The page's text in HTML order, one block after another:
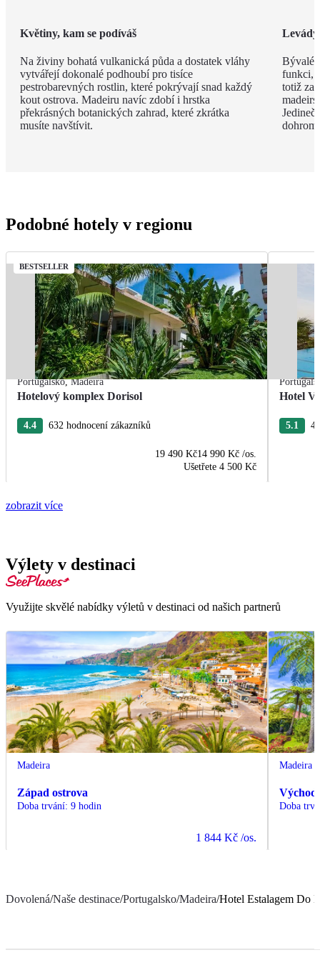
Květiny, kam se podíváš
Na živiny bohatá vulkanická půda a dostatek vláhy
vytvářejí dokonalé podhoubí pro tisíce
pestrobarevných rostlin, které pokrývají snad každý
kout ostrova. Madeiru navíc zdobí i hrstka
překrásných botanických zahrad, které zkrátka
musíte navštívit.
Levády
Bývalé
funkci,
totiž
Podobné hotely v regionu
BESTSELLER
Portugalsko,Madeira
Hotelový komplex Dorisol
4.4 632 hodnocení zákazníků
19 490 Kč14 990 Kč /os.
Ušetřete 4 500 Kč
Hotel
5.1
zobrazit více
Výlety v destinaci
Využijte skvělé nabídky výletů v destinaci od našich partnerů
Madeira
Západ ostrova
Doba trvání: 9 hodin
1 844 Kč /os.
Madeira
Východ
Doba
Dovolená/Naše destinace/Portugalsko/Madeira/Hotel Estalagem Do